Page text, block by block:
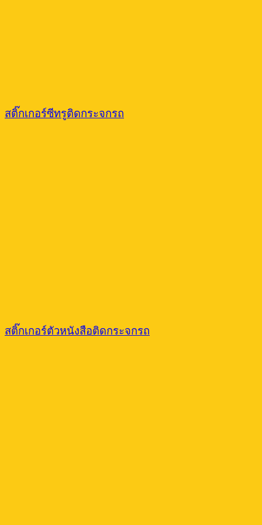
สติ๊กเกอร์ซีทรูติดกระจกรถ
สติ๊กเกอร์ตัวหนังสือติดกระจกรถ